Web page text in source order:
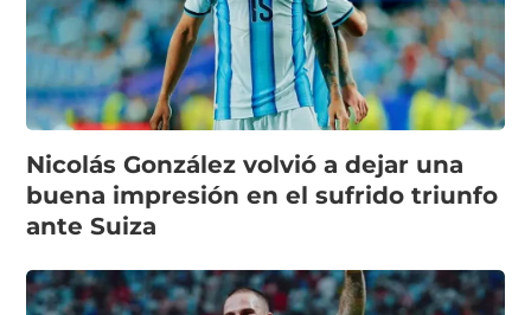
Nicolás González volvió a dejar una
buena impresión en el sufrido triunfo
ante Suiza